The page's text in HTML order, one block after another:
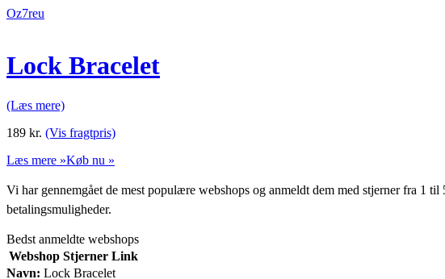
Oz7reu
Lock Bracelet
(Læs mere)
189 kr. (Vis fragtpris)
Læs mere »Køb nu »
Vi har gennemgået de mest populære webshops og anmeldt dem med stjerner fra 1
betalingsmuligheder.
Bedst anmeldte webshops
Webshop Stjerner Link
Navn: Lock Bracelet